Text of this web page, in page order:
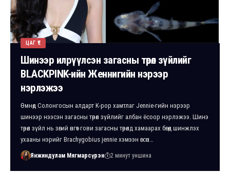
ЦАГ ҮЕ
Шинээр илрүүлсэн загасны төрөл зүйлийг
BLACKPINK-ийн Женнигийн нэрээр
нэрлэжээ
Өмнөд Солонгосын алдарт K-pop хамтлаг Jennie-гийн нэрээр
шинээр нээсэн загасны төрөл зүйлийг албан ёсоор нэрлэжээ. Шинэ
төрөл зүйл нь зөгий өнгөт гови загасны төрөлд хамаарах бөгөөд шинжлэх
ухааны нэрийг Brachygobius jennie хэмээн өгсөн…
Янжиндулам Мягмарсүрэн 2 минут уншина